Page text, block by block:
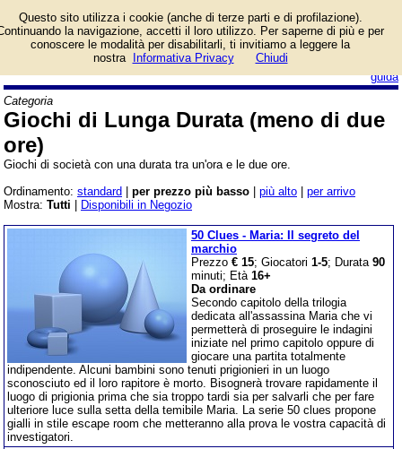
guida
Giochi di società con
una durata media delle
partite di più di un'ora ma
Categoria
Giochi di Lunga Durata (meno di due
ore)
Giochi di società con una durata tra un'ora e le due ore.
Ordinamento: standard per prezzo più basso più alto
per arrivo
Mostra: Tutti Disponibili in Negozio
50 Clues - Maria: Il segreto del
marchio
Prezzo € 15; Giocatori 1-5; Durata 90
minuti; Età 16+
Da ordinare
Secondo capitolo della trilogia
dedicata all'assassina Maria che vi
permetterà di proseguire le indagini
iniziate nel primo capitolo oppure di
giocare una partita totalmente
indipendente. Alcuni bambini sono tenuti prigionieri in un luogo
sconosciuto ed il loro rapitore è morto. Bisognerà trovare rapidamente il
luogo di prigionia prima che sia troppo tardi sia per salvarli che per fare
ulteriore luce sulla setta della temibile Maria. La serie 50 clues propone
gialli in stile escape room che metteranno alla prova le vostra capacità di
investigatori.
Questo sito utilizza i cookie (anche di terze parti e di profilazione).
la navigazione, accetti il loro utilizzo. Per saperne di più e per
conoscere le modalità per disabilitarli, ti invitiamo a leggere la
nostra
Informativa Privacy Chiudi